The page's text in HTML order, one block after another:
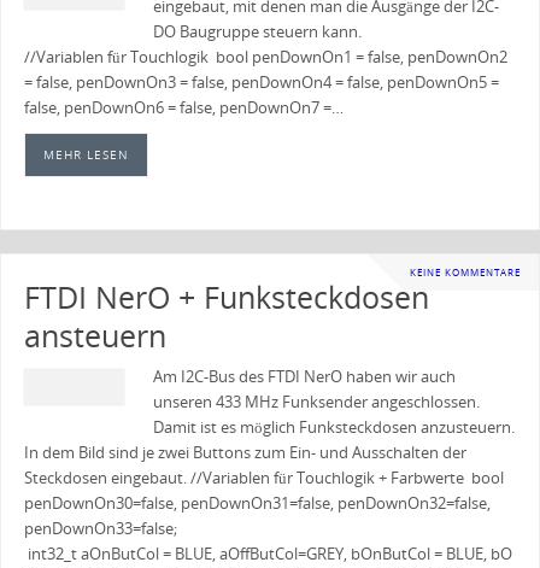
eingebaut, mit denen man die Ausgänge der I2C-
DO Baugruppe steuern kann.
//Variablen für Touchlogik bool penDownOn1 = false, penDownOn2
= false, penDownOn3 = false, penDownOn4 = false, penDownOn5 =
false, penDownOn6 = false, penDownOn7 =…
MEHR LESEN
KEINE KOMMENTARE
FTDI NerO + Funksteckdosen
ansteuern
Am I2C-Bus des FTDI NerO haben wir auch
unseren 433 MHz Funksender angeschlossen.
Damit ist es möglich Funksteckdosen anzusteuern.
In dem Bild sind je zwei Buttons zum Ein- und Ausschalten der
Steckdosen eingebaut. //Variablen für Touchlogik + Farbwerte bool
penDownOn30=false, penDownOn31=false, penDownOn32=false,
penDownOn33=false;
int32_t aOnButCol = BLUE, aOffButCol=GREY, bOnButCol = BLUE, bO